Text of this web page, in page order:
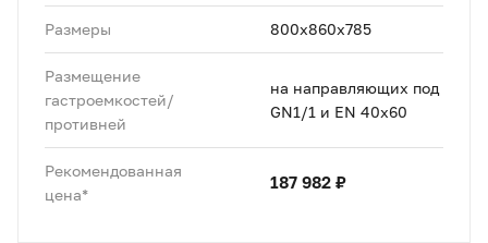
Размеры 800x860x785
Размещение
гастроемкостей/
противней
на направляющих под
GN1/1 и EN 40x60
Рекомендованная
цена*
187 982 ₽